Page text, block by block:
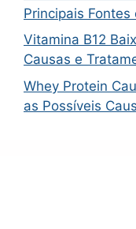
Principais
Vitamina B12
Causas e
Whey Protein
as Possíveis